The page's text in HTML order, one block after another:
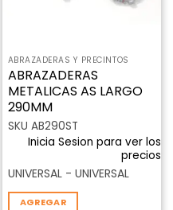
ABRAZADERAS Y PRECINTOS
ABRAZADERAS
METALICAS AS LARGO
290MM
SKU AB290ST
Inicia Sesion para ver los
precios
UNIVERSAL - UNIVERSAL
AGREGAR